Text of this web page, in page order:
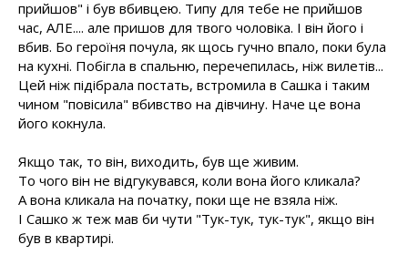
прийшов" і був вбивцею. Типу для тебе не прийшов
час, АЛЕ.... але пришов для твого чоловіка. І він його і
вбив. Бо героїня почула, як щось гучно впало, поки була
на кухні. Побігла в спальню, перечепилась, ніж вилетів...
Цей ніж підібрала постать, встромила в Сашка і таким
чином "повісила" вбивство на дівчину. Наче це вона
його кокнула.
Якщо так, то він, виходить, був ще живим.
То чого він не відгукувався, коли вона його кликала?
А вона кликала на початку, поки ще не взяла ніж.
І Сашко ж теж мав би чути "Тук-тук, тук-тук", якщо він
був в квартирі.